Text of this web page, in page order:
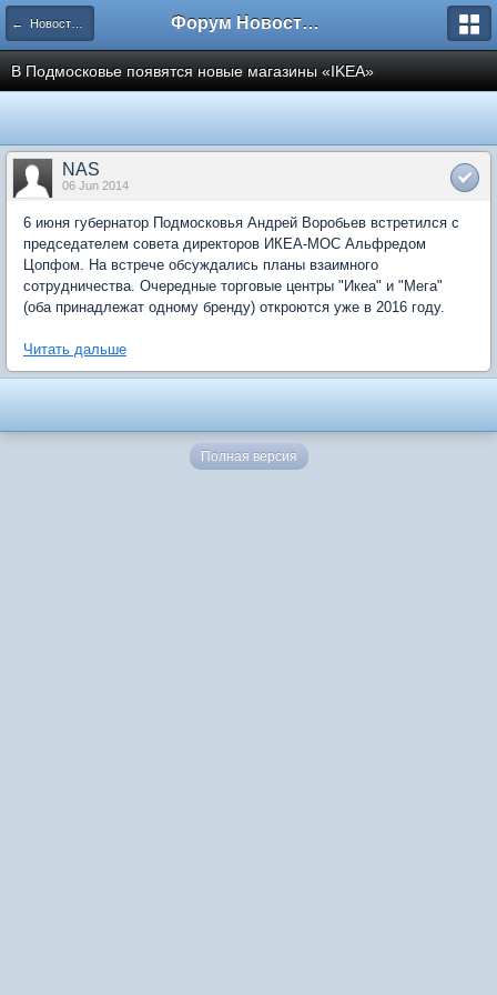
← Новости рынка недвижимости Форум Новостройки
В Подмосковье появятся новые магазины «IKEA»
NAS
06 Jun 2014
6 июня губернатор Подмосковья Андрей Воробьев встретился с
председателем совета директоров ИКЕА-МОС Альфредом
Цопфом. На встрече обсуждались планы взаимного
сотрудничества. Очередные торговые центры "Икеа" и "Мега"
(оба принадлежат одному бренду) откроются уже в 2016 году.
Читать дальше
Полная версия